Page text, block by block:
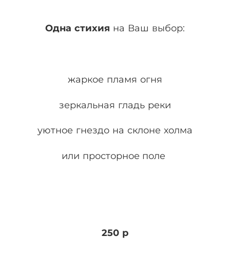
Одна стихия на Ваш выбор:
жаркое пламя огня
зеркальная гладь реки
уютное гнездо на склоне холма
или просторное поле
250 р